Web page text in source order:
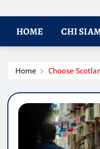
HOME CHI
Home Choose